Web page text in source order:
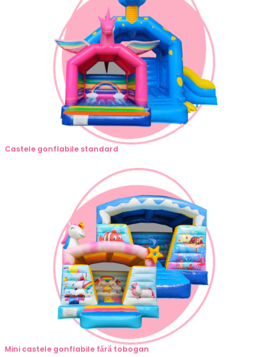
Castele gonflabile standard
Mini castele gonflabile fără tobogan